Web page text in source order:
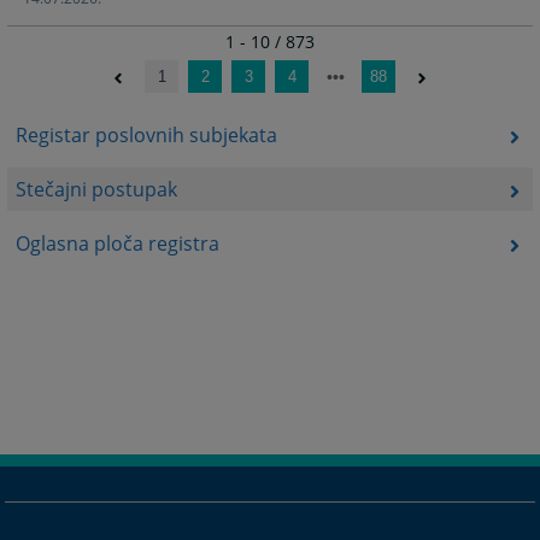
Registar poslovnih subjekata
Stečajni postupak
Oglasna ploča registra
1 - 10 / 873
1 2 3 4 88